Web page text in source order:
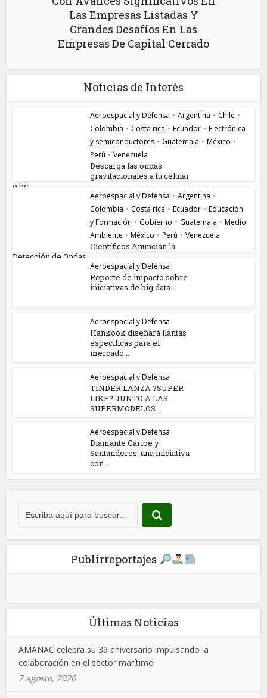
Las Empresas Listadas Y
Grandes Desafíos En Las
Empresas De Capital Cerrado
Noticias de Interés
Aeroespacial y Defensa • Argentina • Chile •
Colombia • Costa rica • Ecuador • Electrónica
y semiconductores • Guatemala • México •
Perú • Venezuela
Descarga las ondas
gravitacionales a tu celular
o pc...
Aeroespacial y Defensa • Argentina •
Colombia • Costa rica • Ecuador • Educación
y Formación • Gobierno • Guatemala • Medio
Ambiente • México • Perú • Venezuela
Científicos Anuncian la
Detección de Ondas...
Aeroespacial y Defensa
Reporte de impacto sobre
iniciativas de big data...
Aeroespacial y Defensa
Hankook diseñará llantas
específicas para el
mercado...
Aeroespacial y Defensa
TINDER LANZA ?SUPER
LIKE? JUNTO A LAS
SUPERMODELOS...
Aeroespacial y Defensa
Diamante Caribe y
Santanderes: una iniciativa
con...
Publirreportajes
Últimas Noticias
AMANAC celebra su 39 aniversario impulsando la
colaboración en el sector marítimo
7 agosto, 2026